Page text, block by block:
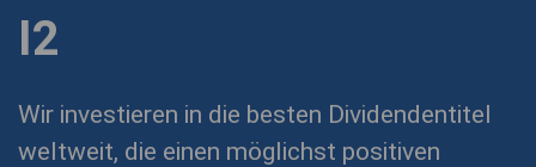
I2
Wir investieren in die besten Dividendentitel
weltweit, die einen möglichst positiven